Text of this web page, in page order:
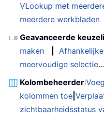
VLookup met
meerdere werkbladen
Geavanceerde
maken
meervoudige selectie
Kolombeheerder:
kolommen toe
zichtbaarheidsstatus